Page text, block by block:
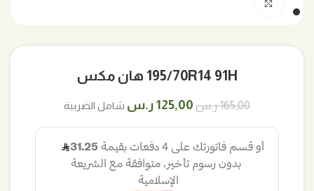
195/70R14 91H هان مكس
165,00ر.س السعر
165,00 ر.س.
125,00 ر.س السعر
125,00 ر.س.
شامل الضريبة